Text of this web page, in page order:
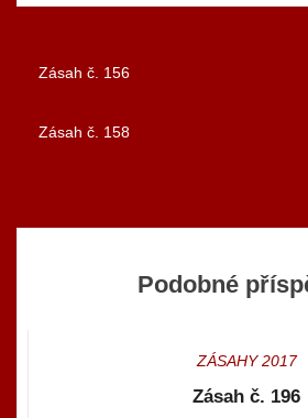
Zásah č. 156
Zásah č. 158
Podobné
ZÁSAHY 2017
Zásah č. 196